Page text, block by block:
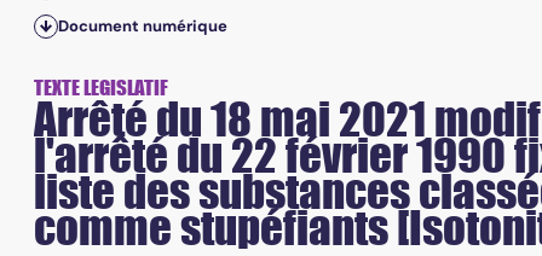
Document numérique
TEXTE LEGISLATIF
Arrêté du 18 mai 2021
l'arrêté du 22 février 1990
liste des substances
comme stupéfiants